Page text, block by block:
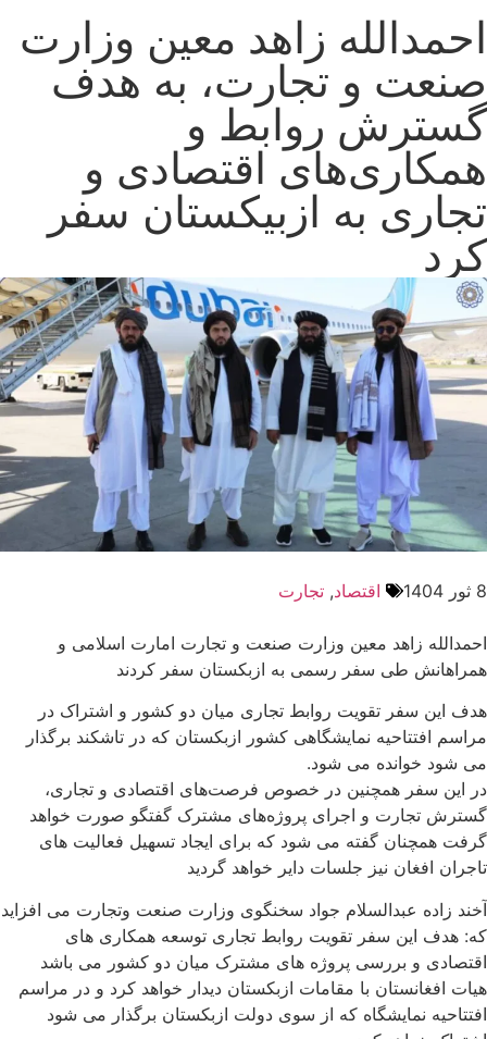
احمدالله زاهد معین وزارت
صنعت و تجارت، به هدف
گسترش روابط و
همکاری‌های اقتصادی و
تجاری به ازبیکستان سفر
کرد
8 ثور 1404 اقتصاد, تجارت
احمدالله زاهد معین وزارت صنعت و تجارت امارت اسلامی و
همراهانش طی سفر رسمی به ازبکستان سفر کردند
هدف این سفر تقویت روابط تجاری میان دو کشور و اشتراک در
مراسم افتتاحیه نمایشگاهی کشور ازبکستان که در تاشکند برگذار
می شود خوانده می شود.
در این سفر همچنین در خصوص فرصت‌های اقتصادی و تجاری،
گسترش تجارت و اجرای پروژه‌های مشترک گفتگو صورت خواهد
گرفت همچنان گفته می شود که برای ایجاد تسهیل فعالیت های
تاجران افغان نیز جلسات دایر خواهد گردید
آخند زاده عبدالسلام جواد سخنگوی وزارت صنعت وتجارت می افزاید
که: هدف این سفر تقویت روابط تجاری توسعه همکاری های
اقتصادی و بررسی پروژه های مشترک میان دو کشور می باشد
هیات افغانستان با مقامات ازبکستان دیدار خواهد کرد و در مراسم
افتتاحیه نمایشگاه که از سوی دولت ازبکستان برگذار می شود